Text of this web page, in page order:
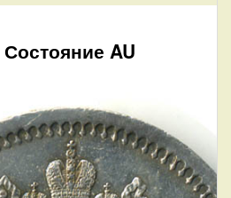
Состояние AU